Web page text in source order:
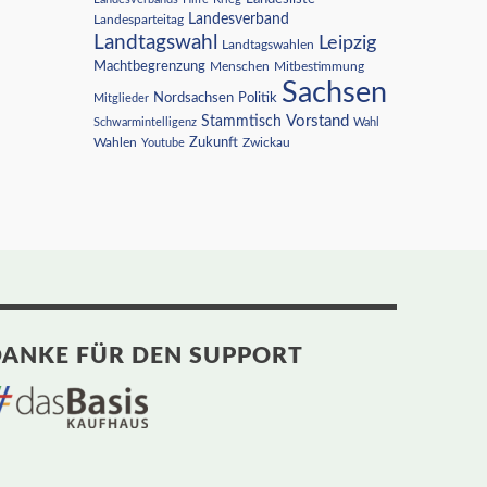
Landesparteitag Landesverband
Landtagswahl Landtagswahlen Leipzig
Machtbegrenzung Menschen Mitbestimmung
Mitglieder Nordsachsen Politik Sachsen
Schwarmintelligenz Stammtisch Vorstand Wahl
Wahlen Youtube Zukunft Zwickau
FÜR DEN SUPPORT